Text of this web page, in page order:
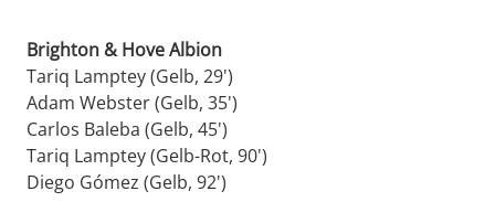
Brighton & Hove Albion
Tariq Lamptey (Gelb, 29')
Adam Webster (Gelb, 35')
Carlos Baleba (Gelb, 45')
Tariq Lamptey (Gelb-Rot, 90')
Diego Gómez (Gelb, 92')